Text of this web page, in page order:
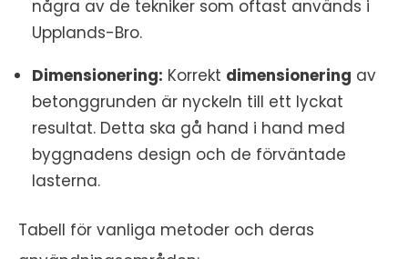
några av de tekniker som oftast används i
Upplands-Bro.
Dimensionering: Korrekt dimensionering av
betonggrunden är nyckeln till ett lyckat
resultat. Detta ska gå hand i hand med
byggnadens design och de förväntade
lasterna.
Tabell för vanliga metoder och deras